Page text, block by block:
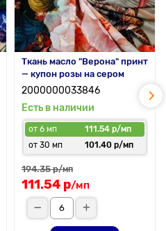
Ткань масло "Верона" принт
— купон розы на сером
2000000033846
Есть в наличии
от 6 мп
111.54 р/мп
от 30 мп
101.40 р/мп
194.35 р/мп
111.54 р/мп